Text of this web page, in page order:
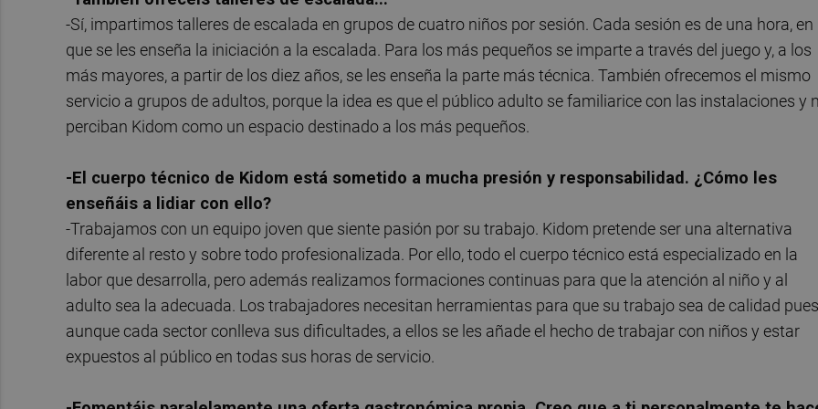
-Sí, impartimos talleres de escalada en grupos de cuatro niños por sesión. Cada sesión es de una hora, en
que se les enseña la iniciación a la escalada. Para los más pequeños se imparte a través del juego y, a los
más mayores, a partir de los diez años, se les enseña la parte más técnica. También ofrecemos el mismo
servicio a grupos de adultos, porque la idea es que el público adulto se familiarice con las instalaciones y
perciban Kidom como un espacio destinado a los más pequeños.
-El cuerpo técnico de Kidom está sometido a mucha presión y responsabilidad. ¿Cómo les
enseñáis a lidiar con ello?
-Trabajamos con un equipo joven que siente pasión por su trabajo. Kidom pretende ser una alternativa
diferente al resto y sobre todo profesionalizada. Por ello, todo el cuerpo técnico está especializado en la
labor que desarrolla, pero además realizamos formaciones continuas para que la atención al niño y al
adulto sea la adecuada. Los trabajadores necesitan herramientas para que su trabajo sea de calidad
aunque cada sector conlleva sus dificultades, a ellos se les añade el hecho de trabajar con niños y estar
expuestos al público en todas sus horas de servicio.